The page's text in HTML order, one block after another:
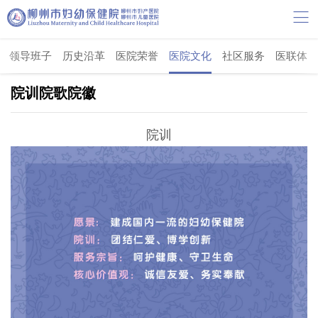
领导班子 历史沿革 医院荣誉 医院文化 社区服务 医联体
院训院歌院徽
院训